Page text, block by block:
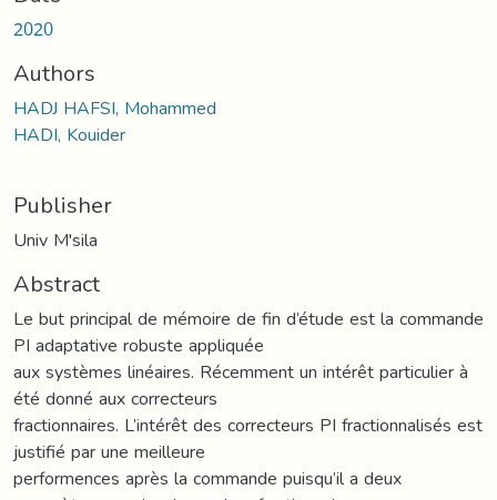
2020
Authors
HADJ HAFSI, Mohammed
HADI, Kouider
Publisher
Univ M'sila
Abstract
Le but principal de mémoire de fin d’étude est la commande
PI adaptative robuste appliquée
aux systèmes linéaires. Récemment un intérêt particulier à
été donné aux correcteurs
fractionnaires. L’intérêt des correcteurs PI fractionnalisés est
justifié par une meilleure
performences après la commande puisqu’il a deux